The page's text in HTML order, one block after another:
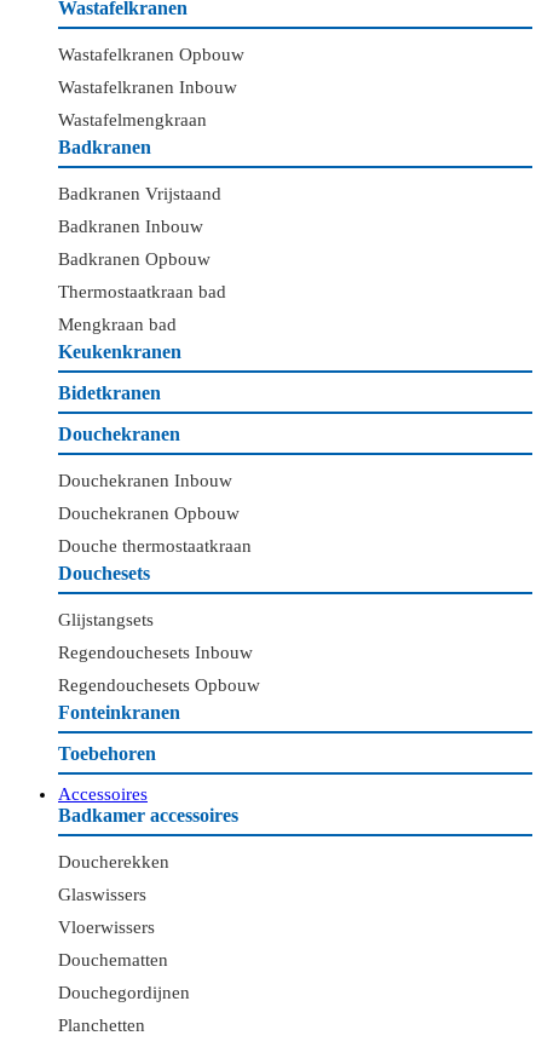
Wastafelkranen
Wastafelkranen Opbouw
Wastafelkranen Inbouw
Wastafelmengkraan
Badkranen
Badkranen Vrijstaand
Badkranen Inbouw
Badkranen Opbouw
Thermostaatkraan bad
Mengkraan bad
Keukenkranen
Bidetkranen
Douchekranen
Douchekranen Inbouw
Douchekranen Opbouw
Douche thermostaatkraan
Douchesets
Glijstangsets
Regendouchesets Inbouw
Regendouchesets Opbouw
Fonteinkranen
Toebehoren
Accessoires
Badkamer accessoires
Doucherekken
Glaswissers
Vloerwissers
Douchematten
Douchegordijnen
Planchetten